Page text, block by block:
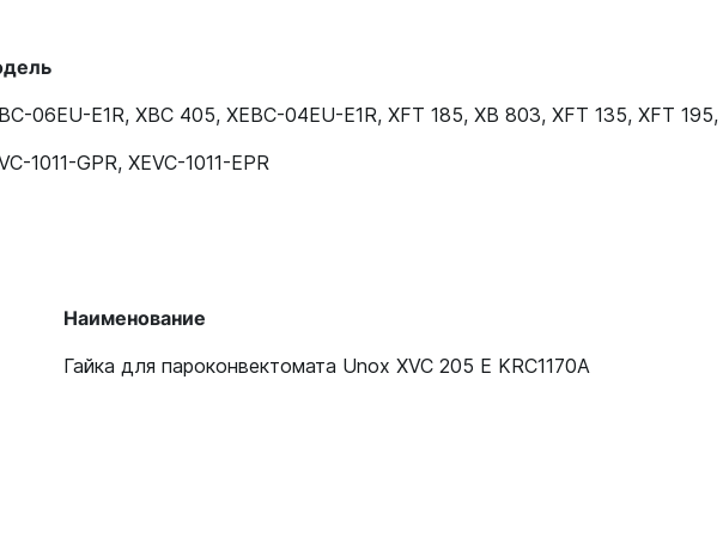
06EU-E1R, XBC 405, XEBC-04EU-E1R, XFT 185, XB 803, XFT 135, XFT 195,
1011-GPR, XEVC-1011-EPR
Наименование
Гайка для пароконвектомата Unox XVC 205 E KRC1170A